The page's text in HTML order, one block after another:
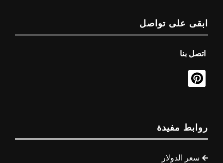
ابقى على تواصل
اتصل بنا
روابط مفيدة
سعر الدولار